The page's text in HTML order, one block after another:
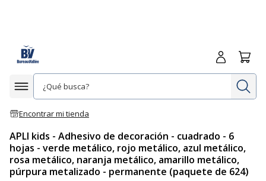
Afficher la navigation
Encontrar mi tienda
Iniciar
APLI kids - Adhesivo de decoración - cuadrado - 6
hojas - verde metálico, rojo metálico, azul metálico,
rosa metálico, naranja metálico, amarillo metálico,
púrpura metalizado - permanente (paquete de 624)